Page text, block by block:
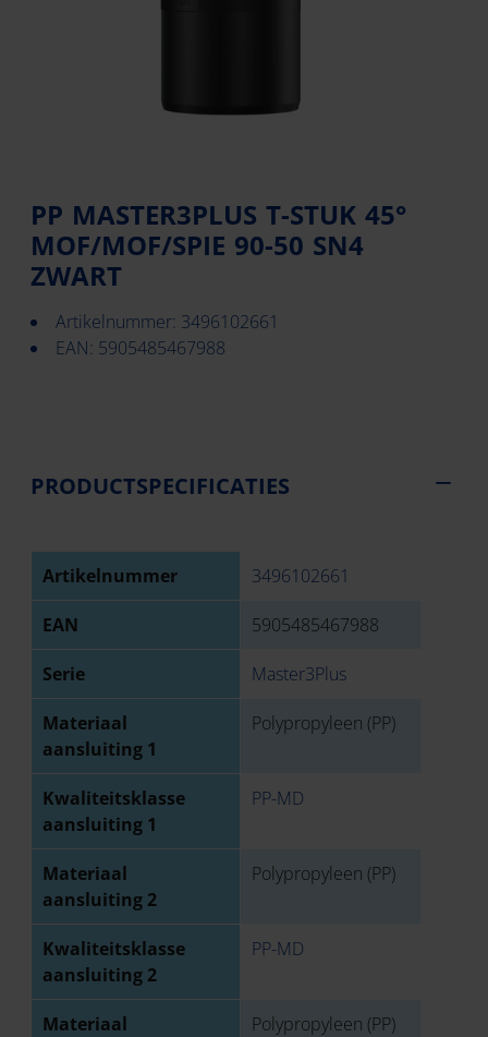
PP MASTER3PLUS T-STUK 45°
MOF/MOF/SPIE 90-50 SN4
ZWART
Artikelnummer: 3496102661
EAN: 5905485467988
PRODUCTSPECIFICATIES
Artikelnummer 3496102661
EAN 5905485467988
Serie Master3Plus
Materiaal
aansluiting 1
Polypropyleen (PP)
Kwaliteitsklasse
aansluiting 1
PP-MD
Materiaal
aansluiting 2
Polypropyleen (PP)
Kwaliteitsklasse
aansluiting 2
PP-MD
Materiaal
Polypropyleen (PP)